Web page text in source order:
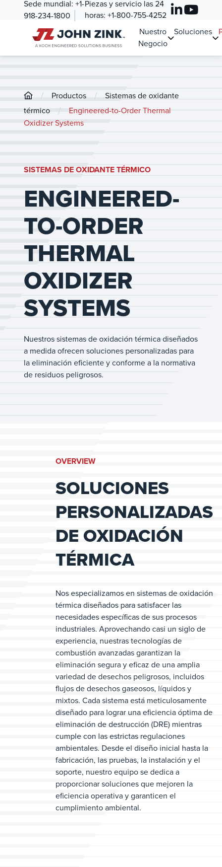
Sede mundial: +1-
918-234-1800
Piezas y servicio las 24
horas:+1-800-755-4252
Nuestro
Negocio
Soluciones
/ Productos /
Sistemas de oxidante
térmico
/
Engineered-to-Order Thermal
Oxidizer Systems
SISTEMAS DE OXIDANTE TÉRMICO
ENGINEERED-
TO-ORDER
THERMAL
OXIDIZER
SYSTEMS
Nuestros sistemas de oxidación térmica diseñados
a medida ofrecen soluciones personalizadas para
la eliminación eficiente y conforme a la normativa
de residuos peligrosos.
OVERVIEW
SOLUCIONES
PERSONALIZADAS
DE OXIDACIÓN
TÉRMICA
Nos especializamos en sistemas de oxidación
térmica diseñados para satisfacer las
necesidades específicas de sus procesos
industriales. Aprovechando casi un siglo de
experiencia, nuestras tecnologías de
combustión avanzadas garantizan la
eliminación segura y eficaz de una amplia
variedad de desechos peligrosos, incluidos
flujos de desechos gaseosos, líquidos y
mixtos. Cada sistema está meticulosamente
diseñado para lograr una eficiencia óptima de
eliminación de destrucción (DRE) mientras
cumple con las estrictas regulaciones
ambientales. Desde el diseño inicial hasta la
fabricación, las pruebas, la instalación y el
soporte, nuestro equipo se dedica a
proporcionar soluciones que mejoren la
eficiencia operativa y garanticen el
cumplimiento ambiental.